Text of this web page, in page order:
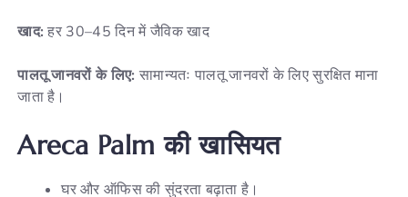
खाद: हर 30–45 दिन में जैविक खाद
पालतू जानवरों के लिए: सामान्यतः पालतू जानवरों के लिए सुरक्षित माना
जाता है।
Areca Palm की खासियत
घर और ऑफिस की सुंदरता बढ़ाता है।